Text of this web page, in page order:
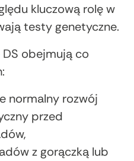
kluczową rolę w
testy genetyczne.
obejmują co
normalny rozwój
przed
z gorączką lub